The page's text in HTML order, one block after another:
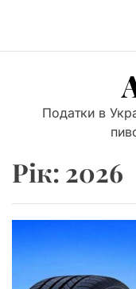
the
Податки в
Рік: 2026